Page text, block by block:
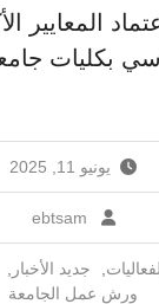
بجامعة سوهاج
سوهاج تفتح أبوابها
للقبول
المعايير
بكليات
يونيو 11, 2025
ebtsam
جديد الأخبار
ورش عمل الجامعة